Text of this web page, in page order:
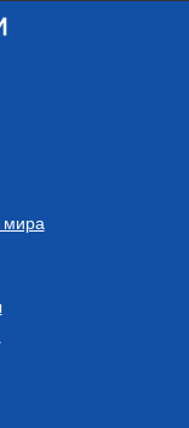
мира